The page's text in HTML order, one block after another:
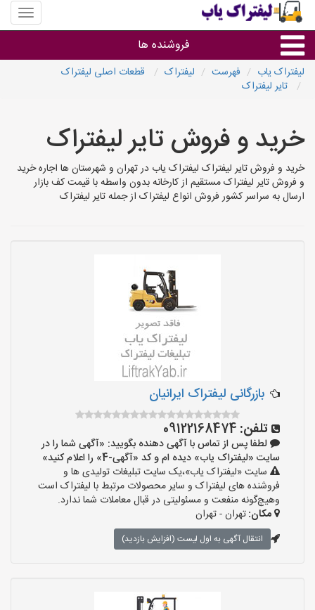
منوی
سایت
یاب
فروشنده ها
استان ها
لیفتراک یاب فهرست لیفتراک
قطعات اصلی لیفتراک
تایر لیفتراک
خرید و فروش تایر لیفتراک
خرید و فروش تایر لیفتراک لیفتراک یاب در تهران و شهرستان ها اجاره خرید
و فروش تایر لیفتراک مستقیم از کارخانه بدون واسطه با قیمت کف بازار
ارسال به سراسر کشور فروش انواع لیفتراک از جمله تایر لیفتراک
بازرگانی لیفتراک ایرانیان
تلفن: 09122168474
لطفا پس از تماس با آگهی دهنده بگویید: «آگهی شما را در
سایت «لیفتراک یاب» دیده ام و کد «آگهی-4» را اعلام کنید»
سایت «لیفتراک یاب»،یک سایت تبلیغات تولیدی ها و
فروشنده های لیفتراک و سایر محصولات مرتبط با لیفتراک است
وهیچ‌گونه منفعت و مسئولیتی در قبال معاملات شما ندارد.
مکان:تهران - تهران
انتقال آگهی به اول لیست (افزایش بازدید)